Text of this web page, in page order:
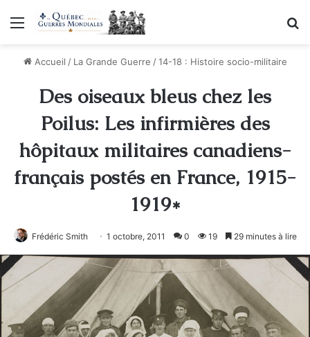
Menu
Accueil / La Grande Guerre / 14-18 : Histoire socio-militaire
Des oiseaux bleus chez les
Poilus: Les infirmières des
hôpitaux militaires canadiens-
français postés en France, 1915-
1919*
Frédéric Smith 1 octobre, 2011 0 19 29 minutes à lire